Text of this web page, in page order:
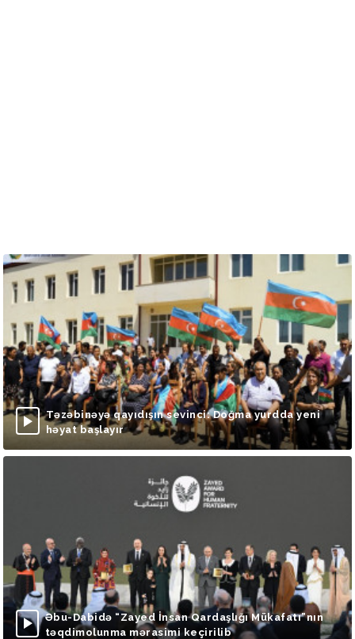
Təzəbinəyə qayıdışın sevinci: Doğma yurdda yeni
həyat başlayır
Əbu-Dabidə “Zayed İnsan Qardaşlığı Mükafatı”nın
təqdimolunma mərasimi keçirilib